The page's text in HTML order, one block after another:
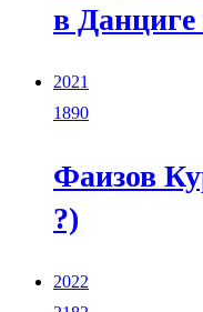
в Данциге
2021
1890
Фаизов
?)
2022